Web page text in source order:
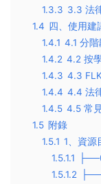
1.3.3 3.3 法
1.4 四、使用建
1.4.1 4.1 分
1.4.2 4.2 按
1.4.3 4.3
1.4.4 4.4 法
1.4.5 4.5 常
1.5 附錄
1.5.1 1、資源
1.5.1.1
1.5.1.2